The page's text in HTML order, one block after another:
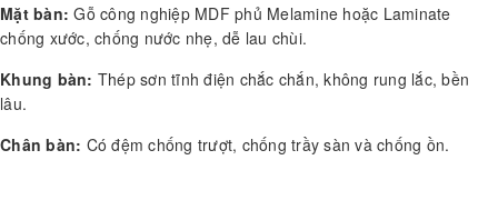
Mặt bàn: Gỗ công nghiệp MDF phủ Melamine hoặc Laminate
chống xước, chống nước nhẹ, dễ lau chùi.
Khung bàn: Thép sơn tĩnh điện chắc chắn, không rung lắc, bền
lâu.
Chân bàn: Có đệm chống trượt, chống trầy sàn và chống ồn.